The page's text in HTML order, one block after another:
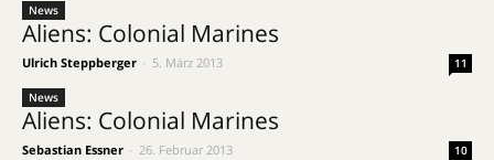
News
Aliens: Colonial Marines
Ulrich Steppberger 5. März 2013 11
News
Aliens: Colonial Marines
Sebastian Essner 26. Februar 2013 10